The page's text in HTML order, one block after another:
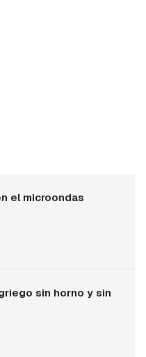
el microondas
sin horno y sin